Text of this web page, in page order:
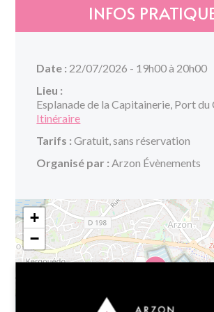
INFOS
Date : 22/07/2026 - 19h00 à 20h00
Lieu :
Esplanade de la Capitainerie, Port du
Itinéraire
Tarifs : Gratuit, sans réservation
Organisé par : Arzon Évènements
+
−